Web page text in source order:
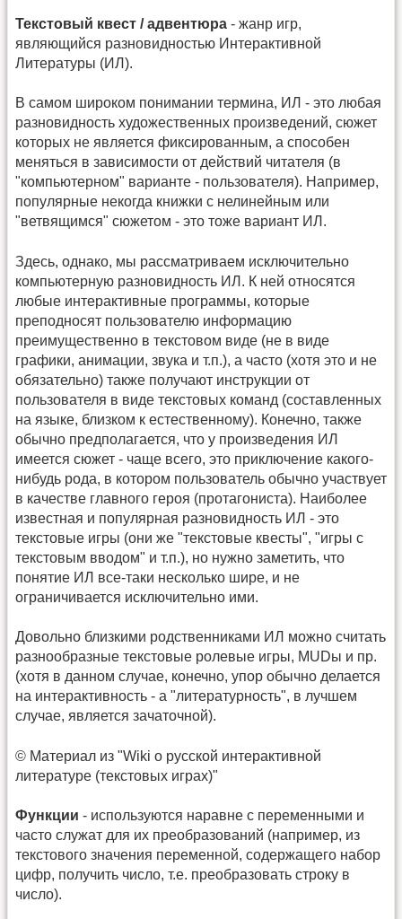
Текстовый квест / адвентюра - жанр игр,
являющийся разновидностью Интерактивной
Литературы (ИЛ).
В самом широком понимании термина, ИЛ - это любая
разновидность художественных произведений, сюжет
которых не является фиксированным, а способен
меняться в зависимости от действий читателя (в
"компьютерном" варианте - пользователя). Например,
популярные некогда книжки с нелинейным или
"ветвящимся" сюжетом - это тоже вариант ИЛ.
Здесь, однако, мы рассматриваем исключительно
компьютерную разновидность ИЛ. К ней относятся
любые интерактивные программы, которые
преподносят пользователю информацию
преимущественно в текстовом виде (не в виде
графики, анимации, звука и т.п.), а часто (хотя это и не
обязательно) также получают инструкции от
пользователя в виде текстовых команд (составленных
на языке, близком к естественному). Конечно, также
обычно предполагается, что у произведения ИЛ
имеется сюжет - чаще всего, это приключение какого-
нибудь рода, в котором пользователь обычно участвует
в качестве главного героя (протагониста). Наиболее
известная и популярная разновидность ИЛ - это
текстовые игры (они же "текстовые квесты", "игры с
текстовым вводом" и т.п.), но нужно заметить, что
понятие ИЛ все-таки несколько шире, и не
ограничивается исключительно ими.
Довольно близкими родственниками ИЛ можно считать
разнообразные текстовые ролевые игры, MUDы и пр.
(хотя в данном случае, конечно, упор обычно делается
на интерактивность - а "литературность", в лучшем
случае, является зачаточной).
© Материал из "Wiki о русской интерактивной
литературе (текстовых играх)"
Функции - используются наравне с переменными и
часто служат для их преобразований (например, из
текстового значения переменной, содержащего набор
цифр, получить число, т.е. преобразовать строку в
число).